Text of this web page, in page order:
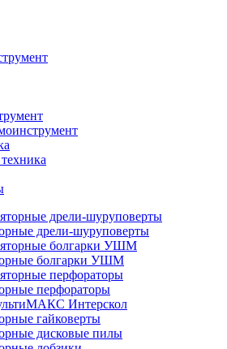
дрели-шуруповерты
болгарки УШМ
перфораторы
Интерскол
гайковерты
дисковые пилы